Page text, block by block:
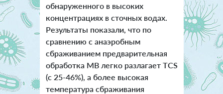
обнаруженного в высоких
концентрациях в сточных водах.
Результаты показали, что по
сравнению с анаэробным
сбраживанием предварительная
обработка МВ легко разлагает TCS
(с 25-46%), а более высокая
температура сбраживания